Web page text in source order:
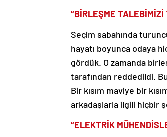
“BİRLEŞME
Seçim sabahında
hayatı boyunca odaya
gördük. O zamanda
tarafından reddedildi. Bu
Bir kısım maviye bir
arkadaşlarla ilgili hiçbir
“ELEKTRİK